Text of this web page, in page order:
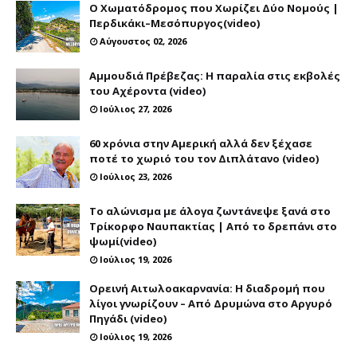
Ο Χωματόδρομος που Χωρίζει Δύο Νομούς |
Περδικάκι–Μεσόπυργος(video)
Αύγουστος 02, 2026
Αμμουδιά Πρέβεζας: Η παραλία στις εκβολές
του Αχέροντα (video)
Ιούλιος 27, 2026
60 xρόνια στην Αμερική αλλά δεν ξέχασε
ποτέ το χωριό του τον Διπλάτανο (video)
Ιούλιος 23, 2026
Το αλώνισμα με άλογα ζωντάνεψε ξανά στο
Τρίκορφο Ναυπακτίας | Από το δρεπάνι στο
ψωμί(video)
Ιούλιος 19, 2026
Ορεινή Αιτωλοακαρνανία: Η διαδρομή που
λίγοι γνωρίζουν – Από Δρυμώνα στο Αργυρό
Πηγάδι (video)
Ιούλιος 19, 2026